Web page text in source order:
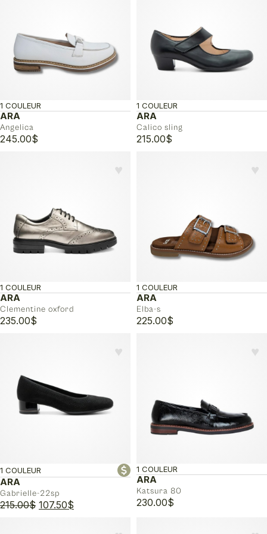
ARA
Angelica
1 COULEUR
245.00$
ARA
Calico sling
1 COULEUR
215.00$
♥︎
ARA
Clementine oxford
1 COULEUR
235.00$
♥︎
ARA
Elba-s
1 COULEUR
225.00$
♥︎
ARA
Gabrielle-22sp
1 COULEUR
215.00$ Le
107.50$
♥︎
ARA
Katsura 80
1 COULEUR
230.00$